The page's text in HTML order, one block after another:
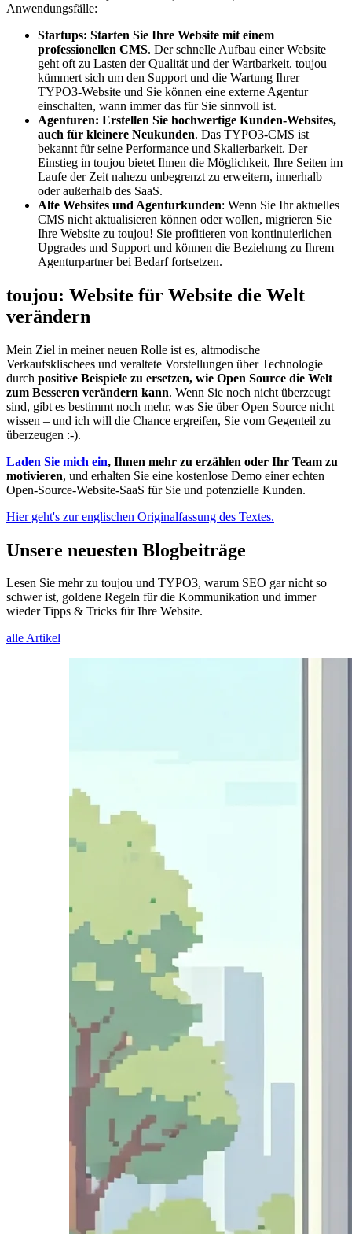
Anwendungsfälle:
Startups: Starten Sie Ihre Website mit einem
professionellen CMS. Der schnelle Aufbau einer Website
geht oft zu Lasten der Qualität und der Wartbarkeit. toujou
kümmert sich um den Support und die Wartung Ihrer
TYPO3-Website und Sie können eine externe Agentur
einschalten, wann immer das für Sie sinnvoll ist.
Agenturen: Erstellen Sie hochwertige Kunden-Websites,
auch für kleinere Neukunden. Das TYPO3-CMS ist
bekannt für seine Performance und Skalierbarkeit. Der
Einstieg in toujou bietet Ihnen die Möglichkeit, Ihre Seiten im
Laufe der Zeit nahezu unbegrenzt zu erweitern, innerhalb
oder außerhalb des SaaS.
Alte Websites und Agenturkunden: Wenn Sie Ihr aktuelles
CMS nicht aktualisieren können oder wollen, migrieren Sie
Ihre Website zu toujou! Sie profitieren von kontinuierlichen
Upgrades und Support und können die Beziehung zu Ihrem
Agenturpartner bei Bedarf fortsetzen.
toujou: Website für Website die Welt
verändern
Mein Ziel in meiner neuen Rolle ist es, altmodische
Verkaufsklischees und veraltete Vorstellungen über Technologie
durch positive Beispiele zu ersetzen, wie Open Source die Welt
zum Besseren verändern kann. Wenn Sie noch nicht überzeugt
sind, gibt es bestimmt noch mehr, was Sie über Open Source nicht
wissen – und ich will die Chance ergreifen, Sie vom Gegenteil zu
überzeugen :-).
Laden Sie mich ein, Ihnen mehr zu erzählen oder Ihr Team zu
motivieren, und erhalten Sie eine kostenlose Demo einer echten
Open-Source-Website-SaaS für Sie und potenzielle Kunden.
Hier geht's zur englischen Originalfassung des Textes.
Unsere neuesten Blogbeiträge
Lesen Sie mehr zu toujou und TYPO3, warum SEO gar nicht so
schwer ist, goldene Regeln für die Kommunikation und immer
wieder Tipps & Tricks für Ihre Website.
alle Artikel